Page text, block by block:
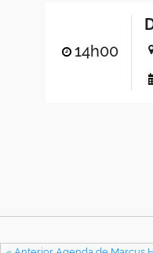
14h00